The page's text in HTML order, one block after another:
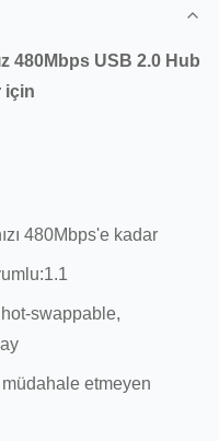
480Mbps USB 2.0 Hub
için
480Mbps'e kadar
swappable,
etmeyen